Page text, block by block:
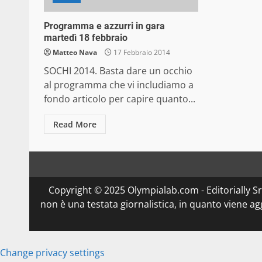
Programma e azzurri in gara
martedì 18 febbraio
Matteo Nava 17 Febbraio 2014
SOCHI 2014. Basta dare un occhio
al programma che vi includiamo a
fondo articolo per capire quanto...
Read More
Copyright © 2025 Olympialab.com - Editorially
non è una testata giornalistica, in quanto viene
Change privacy settings